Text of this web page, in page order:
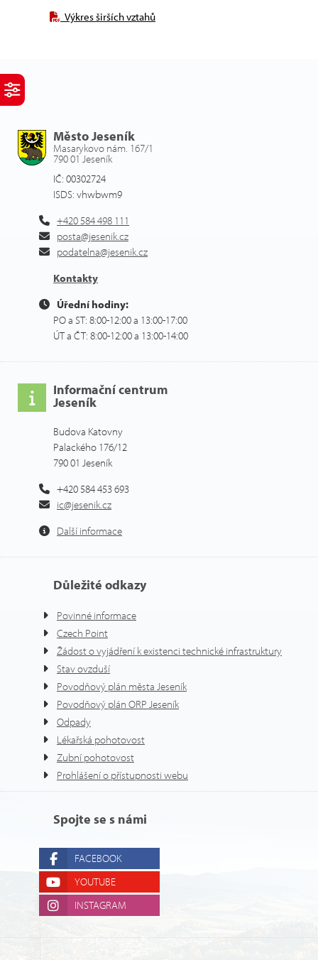
Výkres širších vztahů
Město Jeseník
Masarykovo nám. 167/1
790 01 Jeseník
IČ: 00302724
ISDS: vhwbwm9
+420 584 498 111
posta@jesenik.cz
podatelna@jesenik.cz
Kontakty
Úřední hodiny:
PO a ST: 8:00-12:00 a 13:00-17:00
ÚT a ČT: 8:00-12:00 a 13:00-14:00
Informační centrum
Jeseník
Budova Katovny
Palackého 176/12
790 01 Jeseník
+420 584 453 693
ic@jesenik.cz
Další informace
Důležité odkazy
Povinné informace
Czech Point
Žádost o vyjádření k existenci technické infrastruktury
Stav ovzduší
Povodňový plán města Jeseník
Povodňový plán ORP Jeseník
Odpady
Lékařská pohotovost
Zubní pohotovost
Prohlášení o přístupnosti webu
Spojte se s námi
FACEBOOK
YOUTUBE
INSTAGRAM